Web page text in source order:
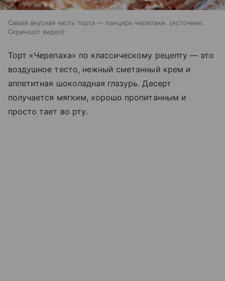
Самая вкусная часть торта — панцирь черепахи.
источник:
Скриншот видео
Торт «Черепаха» по классическому рецепту — это
воздушное тесто, нежный сметанный крем и
аппетитная шоколадная глазурь. Десерт
получается мягким, хорошо пропитанным и
просто тает во рту.